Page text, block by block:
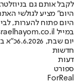
לקבל אותם גם
היום" מציע לגולשי
היום פתוח להערות,
במייל hayom@israelhayom.co.il.
יום שבת, 6.6.2026
כ"א
חדשות
דעות
ספורט
ForReal